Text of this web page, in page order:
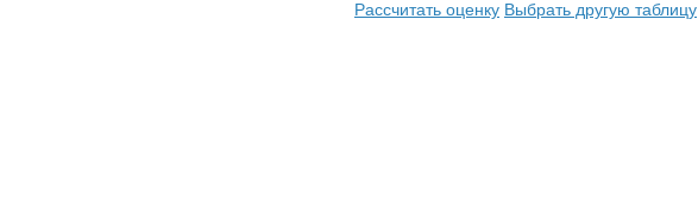
Рассчитать оценку Выбрать другую таблицу